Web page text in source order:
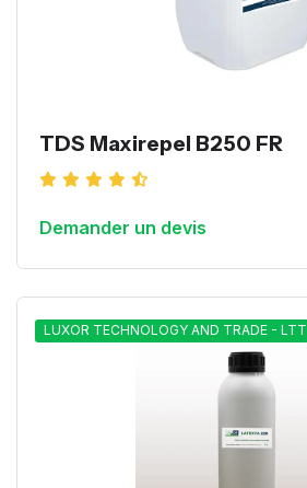
TDS Maxirepel B250 FR
Demander un devis
LUXOR TECHNOLOGY AND TRADE - LTT